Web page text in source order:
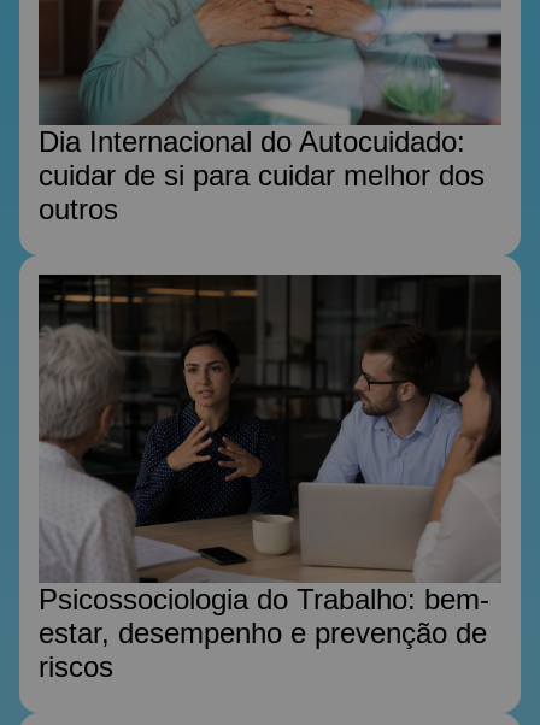
Dia Internacional do Autocuidado:
cuidar de si para cuidar melhor dos
outros
Psicossociologia do Trabalho: bem-
estar, desempenho e prevenção de
riscos